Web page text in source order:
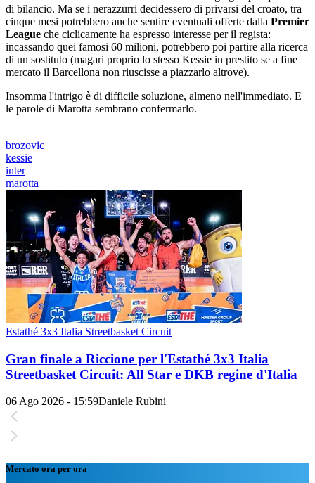
di bilancio. Ma se i nerazzurri decidessero di privarsi del croato, tra
cinque mesi potrebbero anche sentire eventuali offerte dalla Premier
League che ciclicamente ha espresso interesse per il regista:
incassando quei famosi 60 milioni, potrebbero poi partire alla ricerca
di un sostituto (magari proprio lo stesso Kessie in prestito se a fine
mercato il Barcellona non riuscisse a piazzarlo altrove).
Insomma l'intrigo è di difficile soluzione, almeno nell'immediato. E
le parole di Marotta sembrano confermarlo.
brozovic
kessie
inter
marotta
Estathé 3x3 Italia Streetbasket Circuit
Gran finale a Riccione per l'Estathé 3x3 Italia
Streetbasket Circuit: All Star e DKB regine d'Italia
06 Ago 2026 - 15:59Daniele Rubini
Mercato ora per ora